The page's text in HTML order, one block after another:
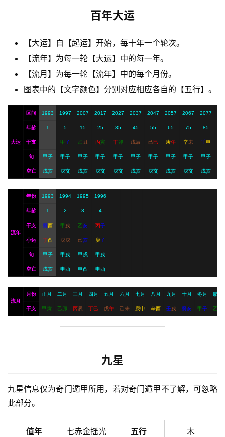
服
百年大运
【大运】自【起运】开始，每十年一个轮次。
【流年】为每一轮【大运】中的每一年。
【流月】为每一轮【流年】中的每个月份。
图表中的【文字颜色】分别对应相应各自的【五行】。
大运
区间 1993 1997 2007 2017 2027 2037 2047 2057 2067 2077
年龄 1 5 15 25 35 45 55 65 75 85
干支 甲子 乙丑 丙寅 丁卯 戊辰 己巳 庚午 辛未 壬申
旬 甲子 甲子 甲子 甲子 甲子 甲子 甲子 甲子 甲子 甲子
空亡 戌亥 戌亥 戌亥 戌亥 戌亥 戌亥 戌亥 戌亥 戌亥 戌亥
流年
年份 1993 1994 1995 1996
年龄 1 2 3 4
干支 癸酉 甲 戌 乙亥 丙子
小运 丁酉 戊戌 己亥 庚子
旬 甲子 甲戌 甲戌 甲戌
空亡 戌亥 申酉 申酉 申酉
流月
月份 正月 二月 三月 四月 五月 六月 七月 八月 九月 十月 冬月 腊月
干支 甲寅 乙卯 丙辰 丁巳 戊午 己未 庚申 辛酉 壬戌 癸亥 甲子 乙
九星
九星信息仅为奇门遁甲所用，若对奇门遁甲不了解，可忽略
此部分。
值年 七赤金摇光 五行 木